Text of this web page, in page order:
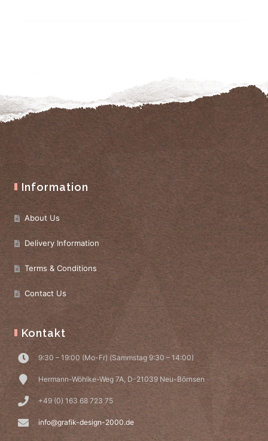
Information
About Us
Delivery Information
Terms & Conditions
Contact Us
Kontakt
9:30 – 19:00 (Mo-Fr) (Sammstag 9:30 – 14:00)
Hermann-Wöhlke-Weg 7A, D-21039 Neu-Börnsen
+49 (0) 163 68 723 75
info@grafik-design-2000.de